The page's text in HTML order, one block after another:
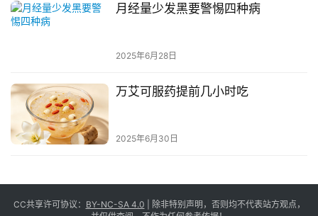
月经量少发黑要警惕四种病
2025年6月28日
万艾可服药提前几小时吃
2025年6月30日
CC共享许可协议： BY-NC-SA 4.0 | 除非特别声明，否则均不代表站方观点，